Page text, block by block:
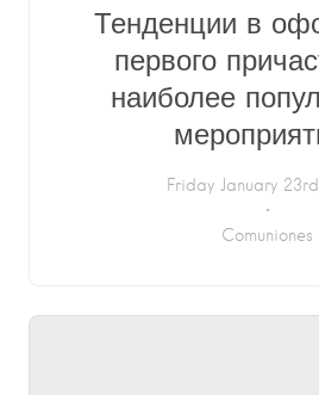
Тенденции в
первого
наиболее
Friday January
Comuniones